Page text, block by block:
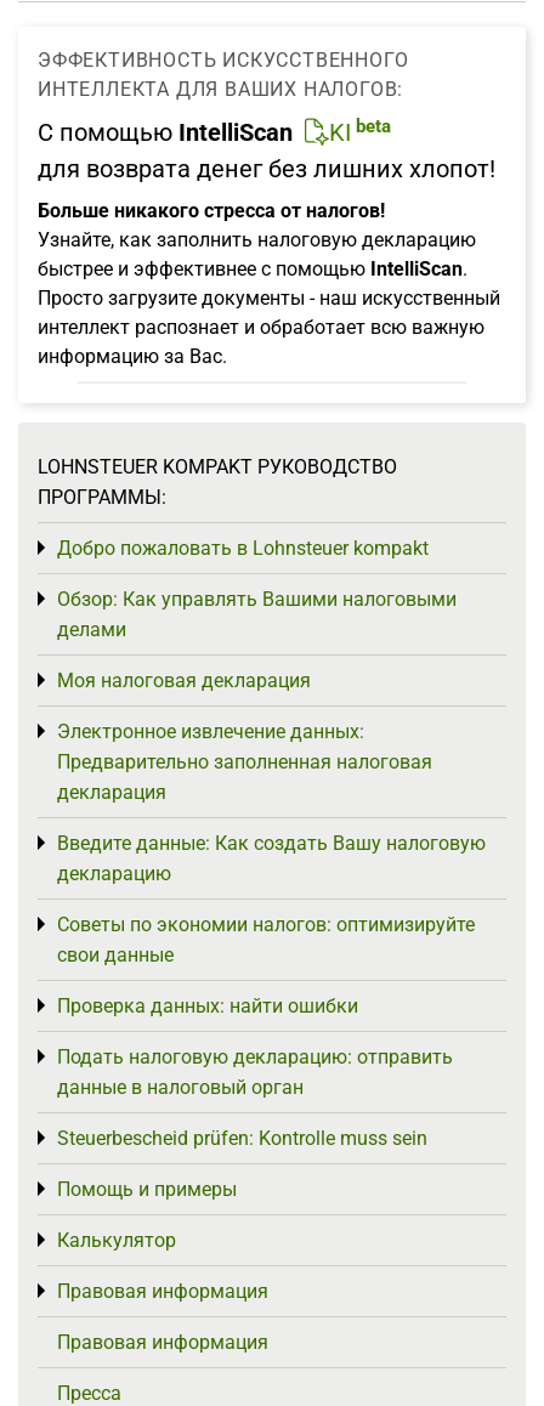
ЭФФЕКТИВНОСТЬ ИСКУССТВЕННОГО
ИНТЕЛЛЕКТА ДЛЯ ВАШИХ НАЛОГОВ:
С помощью IntelliScan KI beta
для возврата денег без лишних хлопот!
Больше никакого стресса от налогов!
Узнайте, как заполнить налоговую декларацию
быстрее и эффективнее с помощью IntelliScan.
Просто загрузите документы - наш искусственный
интеллект распознает и обработает всю важную
информацию за Вас.
LOHNSTEUER KOMPAKT РУКОВОДСТВО
ПРОГРАММЫ:
Добро пожаловать в Lohnsteuer kompakt
Toggle menu
Обзор: Как управлять Вашими налоговыми
делами
Toggle menu
Моя налоговая декларация
Toggle menu
Электронное извлечение данных:
Предварительно заполненная налоговая
декларация
Toggle menu
Введите данные: Как создать Вашу налоговую
декларацию
Toggle menu
Советы по экономии налогов: оптимизируйте
свои данные
Toggle menu
Проверка данных: найти ошибки
Toggle menu
Подать налоговую декларацию: отправить
данные в налоговый орган
Toggle menu
Steuerbescheid prüfen: Kontrolle muss sein
Toggle menu
Помощь и примеры
Toggle menu
Калькулятор
Toggle menu
Правовая информация
Toggle menu
Правовая информация
Пресса